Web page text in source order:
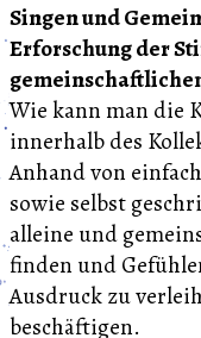
Singen und
Erforschung der
Wie kann man die
innerhalb des
Anhand von
sowie selbst
alleine und
finden und
Ausdruck zu
beschäftigen.